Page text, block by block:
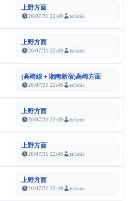
上野方面
26/07/31 22:49 tsrknic
上野方面
26/07/31 22:49 tsrknic
(高崎線＋湘南新宿)高崎方面
26/07/31 22:49 tsrknic
上野方面
26/07/31 22:49 tsrknic
上野方面
26/07/31 22:49 tsrknic
上野方面
26/07/31 22:49 tsrknic